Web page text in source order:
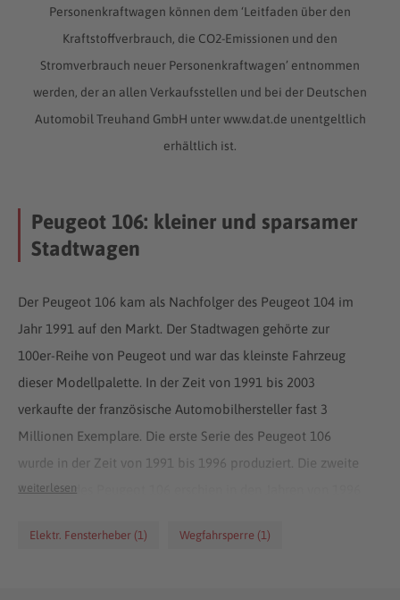
Personenkraftwagen können dem ‘Leitfaden über den
Kraftstoffverbrauch, die CO2-Emissionen und den
Stromverbrauch neuer Personenkraftwagen’ entnommen
werden, der an allen Verkaufsstellen und bei der Deutschen
Automobil Treuhand GmbH unter www.dat.de unentgeltlich
erhältlich ist.
Peugeot 106: kleiner und sparsamer
Stadtwagen
Der Peugeot 106 kam als Nachfolger des Peugeot 104 im
Jahr 1991 auf den Markt. Der Stadtwagen gehörte zur
100er-Reihe von Peugeot und war das kleinste Fahrzeug
dieser Modellpalette. In der Zeit von 1991 bis 2003
verkaufte der französische Automobilhersteller fast 3
Millionen Exemplare. Die erste Serie des Peugeot 106
wurde in der Zeit von 1991 bis 1996 produziert. Die zweite
Baureihe des Peugeot 106 erschien in den Jahren von 1996
mit unterschiedlich starken Diesel- und Benzinmotoren
weiterlesen
Elektr. Fensterheber (1) Wegfahrsperre (1)